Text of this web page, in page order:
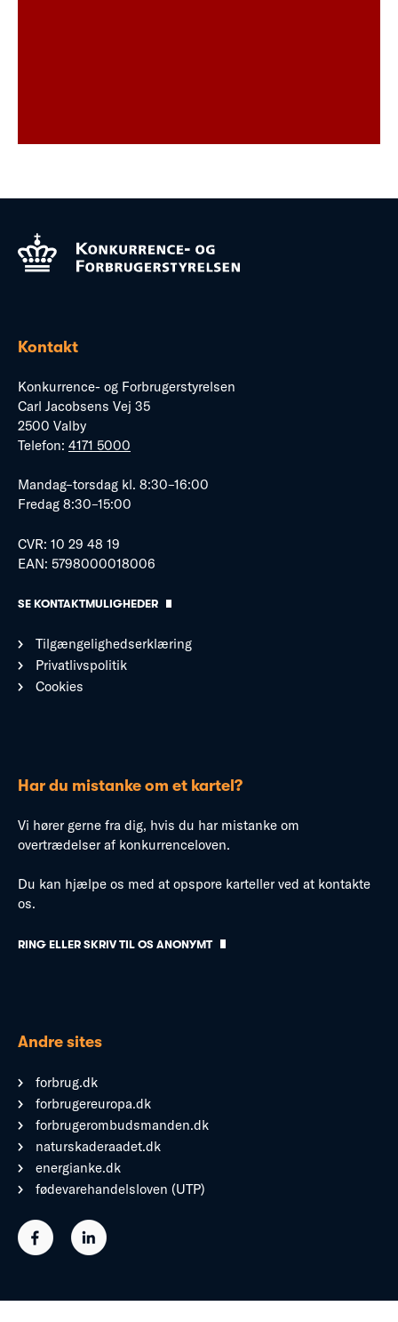
Kontakt
Konkurrence- og Forbrugerstyrelsen
Carl Jacobsens Vej 35
2500 Valby
Telefon: 4171 5000
Mandag–torsdag kl. 8:30–16:00
Fredag 8:30–15:00
CVR: 10 29 48 19
EAN: 5798000018006
SE KONTAKTMULIGHEDER
Tilgængelighedserklæring
Privatlivspolitik
Cookies
Har du mistanke om et kartel?
Vi hører gerne fra dig, hvis du har mistanke om
overtrædelser af konkurrenceloven.
Du kan hjælpe os med at opspore karteller ved at kontakte
os.
RING ELLER SKRIV TIL OS ANONYMT
Andre sites
forbrug.dk
forbrugereuropa.dk
forbrugerombudsmanden.dk
naturskaderaadet.dk
energianke.dk
fødevarehandelsloven (UTP)